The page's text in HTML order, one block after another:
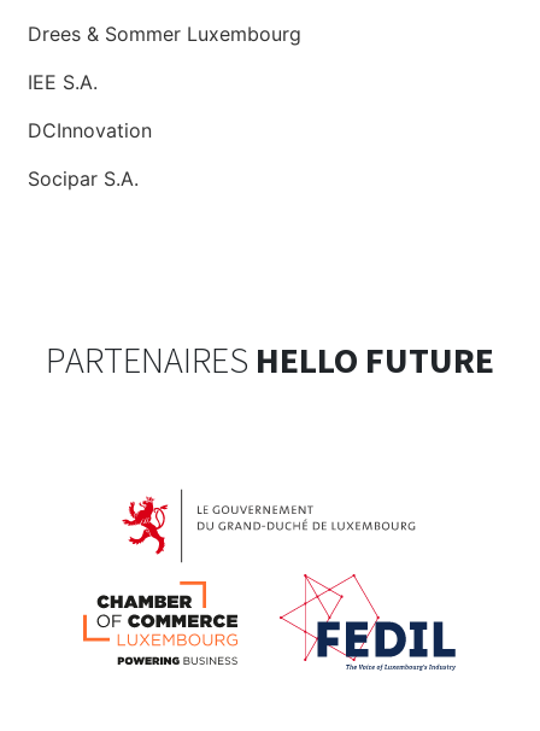
Drees & Sommer Luxembourg
IEE S.A.
DCInnovation
Socipar S.A.
PARTENAIRES HELLO FUTURE